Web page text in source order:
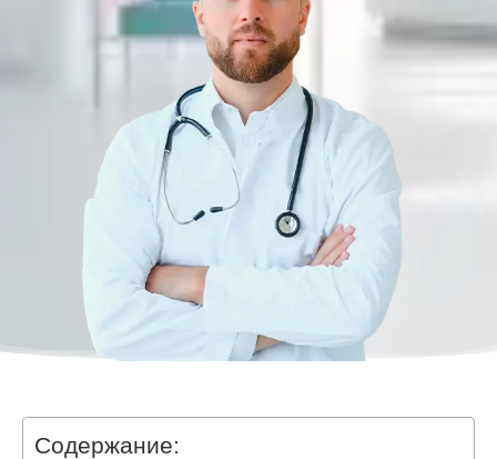
Содержание: